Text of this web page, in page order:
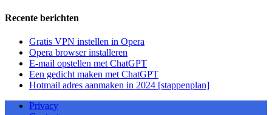
Recente berichten
Gratis VPN instellen in Opera
Opera browser installeren
E-mail opstellen met ChatGPT
Een gedicht maken met ChatGPT
Hotmail adres aanmaken in 2024 [stappenplan]
Privacy